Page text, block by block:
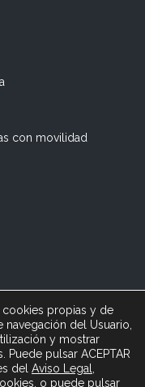
con movilidad
:: Alquiler
Cádiz ·
cookies propias y de
del Usuario,
y mostrar
pulsar ACEPTAR
del Aviso Legal
, o puede pulsar